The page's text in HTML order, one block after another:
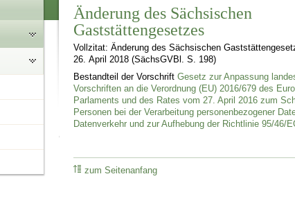
Änderung des Sächsischen
Gaststättengesetzes
Vollzitat: Änderung des Sächsischen
26. April 2018 (SächsGVBl. S. 198)
Bestandteil der VorschriftGesetz zur Anpassung
Vorschriften an die Verordnung (EU) 2016/679 des
Parlaments und des Rates vom 27. April 2016 zum
Personen bei der Verarbeitung personenbezogener
Datenverkehr und zur Aufhebung der Richtlinie 95/46/
zum Seitenanfang